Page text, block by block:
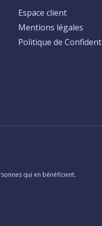
Espace client
Mentions légales
Politique de
qui en bénéficient.